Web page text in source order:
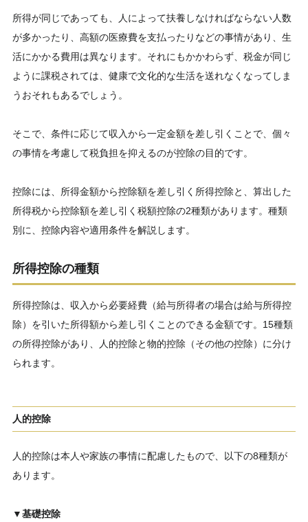
所得が同じであっても、人によって扶養しなければならない人数
が多かったり、高額の医療費を支払ったりなどの事情があり、生
活にかかる費用は異なります。それにもかかわらず、税金が同じ
ように課税されては、健康で文化的な生活を送れなくなってしま
うおそれもあるでしょう。
そこで、条件に応じて収入から一定金額を差し引くことで、個々
の事情を考慮して税負担を抑えるのが控除の目的です。
控除には、所得金額から控除額を差し引く所得控除と、算出した
所得税から控除額を差し引く税額控除の2種類があります。種類
別に、控除内容や適用条件を解説します。
所得控除の種類
所得控除は、収入から必要経費（給与所得者の場合は給与所得控
除）を引いた所得額から差し引くことのできる金額です。15種類
の所得控除があり、人的控除と物的控除（その他の控除）に分け
られます。
人的控除
人的控除は本人や家族の事情に配慮したもので、以下の8種類が
あります。
▼基礎控除